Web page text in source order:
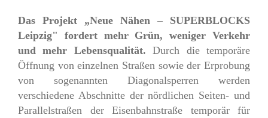
Das Projekt „Neue Nähen – SUPERBLOCKS
Leipzig" fordert mehr Grün, weniger Verkehr
und mehr Lebensqualität.Durch die temporäre
Öffnung von einzelnen Straßen sowie der Erprobung
von sogenannten Diagonalsperren werden
verschiedene Abschnitte der nördlichen Seiten- und
Parallelstraßen der Eisenbahnstraße temporär für